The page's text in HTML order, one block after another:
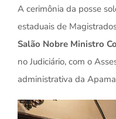
A cerimônia da posse
estaduais de
Salão Nobre Ministro
no Judiciário, com o
administrativa da